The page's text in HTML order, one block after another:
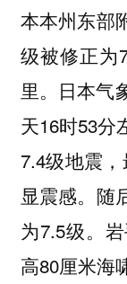
本本州东部
级被修正为
里。日本气
天16时53分
7.4级地震
显震感。随
为7.5级。
高80厘米海